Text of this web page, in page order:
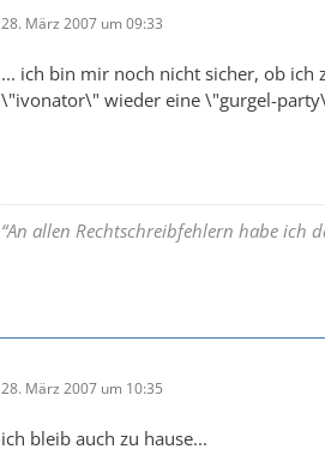
28. März 2007 um 09:33
... ich bin mir noch nicht sicher, ob
\"ivonator\" wieder eine \"gurgel-
“An allen Rechtschreibfehlern habe ich
28. März 2007 um 10:35
ich bleib auch zu hause...